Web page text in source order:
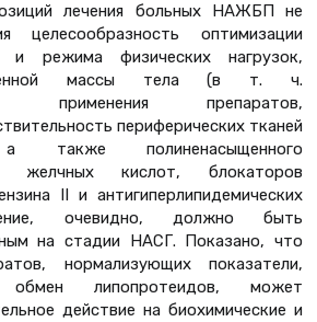
лечения больных НАЖБП не
целесообразность оптимизации
и режима физических нагрузок,
массы тела (в т. ч.
применения препаратов,
периферических тканей
полиненасыщенного
желчных кислот, блокаторов
II и антигиперлипидемических
очевидно, должно быть
на стадии НАСГ. Показано, что
нормализующих показатели,
обмен липопротеидов, может
действие на биохимические и